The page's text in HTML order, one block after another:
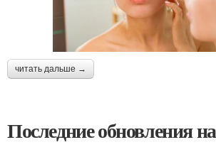
читать дальше →
Последние обновления